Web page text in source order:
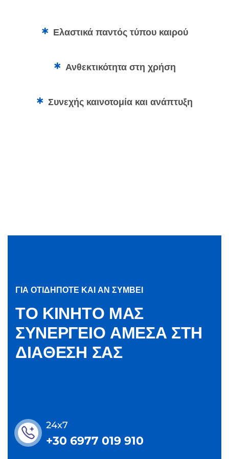
Ελαστικά παντός τύπου καιρού
Ανθεκτικότητα στη χρήση
Συνεχής καινοτομία και ανάπτυξη
ΓΙΑ ΟΤΙΔΗΠΟΤΕ ΚΑΙ ΑΝ ΣΥΜΒΕΙ
ΤΟ ΚΙΝΗΤΟ ΜΑΣ
ΣΥΝΕΡΓΕΙΟ ΑΜΕΣΑ ΣΤΗ
ΔΙΑΘΕΣΗ ΣΑΣ
24x7
+30 6977 019 910